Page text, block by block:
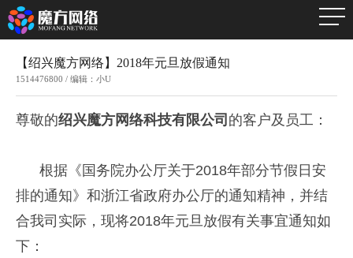
【绍兴魔方网络】2018年元旦放假通知
1514476800 / 编辑：小U
尊敬的绍兴魔方网络科技有限公司 的客户及员工：
根据《国务院办公厅关于2018年部分节假日安
排的通知》和浙江省政府办公厅的通知精神，并结
合我司实际，现将2018年元旦放假有关事宜通知如
下：